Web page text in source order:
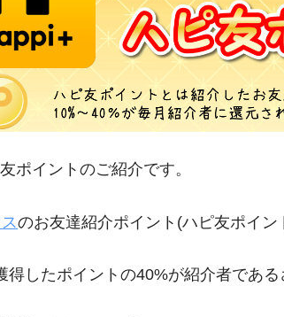
ポイントのご紹介です。
のお友達紹介ポイント(ハピ友ポイン
得したポイントの40%が紹介者である